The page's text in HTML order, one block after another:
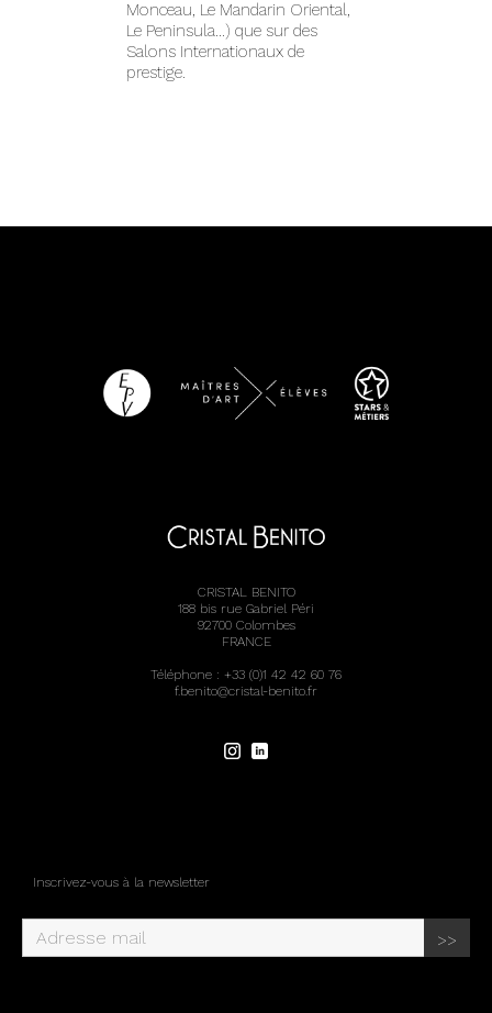
Monceau, Le Mandarin Oriental,
Le Peninsula…) que sur des
Salons Internationaux de
prestige.
CRISTAL BENITO
188 bis rue Gabriel Péri
92700 Colombes
FRANCE
Téléphone : +33 (0)1 42 42 60 76
f.benito@cristal-benito.fr
Inscrivez-vous à la newsletter